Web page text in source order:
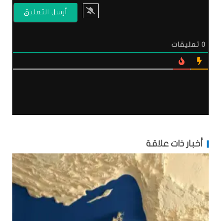
0 تعليقات
أخبار ذات علاقة